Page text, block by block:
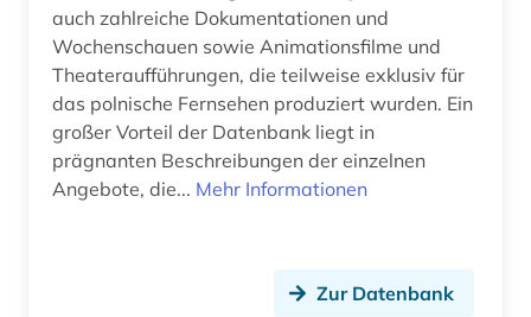
defa-studio für spielfilme (1)
dekorative kunst (1)
demokratie (1)
auch zahlreiche Dokumentationen und
Wochenschauen sowie Animationsfilme und
Theateraufführungen, die teilweise exklusiv für
das polnische Fernsehen produziert wurden. Ein
großer Vorteil der Datenbank liegt in
prägnanten Beschreibungen der einzelnen
Angebote, die... Mehr Informationen
Zur Datenbank